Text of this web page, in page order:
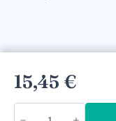
15,45 €
30706451)